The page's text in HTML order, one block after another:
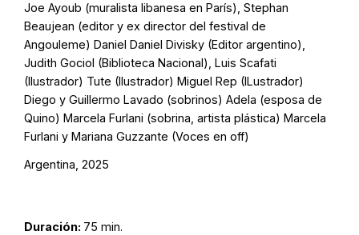
Joe Ayoub (muralista libanesa en París), Stephan
Beaujean (editor y ex director del festival de
Angouleme) Daniel Daniel Divisky (Editor argentino),
Judith Gociol (Biblioteca Nacional), Luis Scafati
(Ilustrador) Tute (Ilustrador) Miguel Rep (ILustrador)
Diego y Guillermo Lavado (sobrinos) Adela (esposa de
Quino) Marcela Furlani (sobrina, artista plástica) Marcela
Furlani y Mariana Guzzante (Voces en off)
Argentina, 2025
Duración: 75 min.